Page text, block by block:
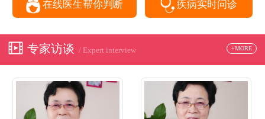
在线医生帮你判断 疾病实时问诊
专家访谈 / Expert interview +MORE